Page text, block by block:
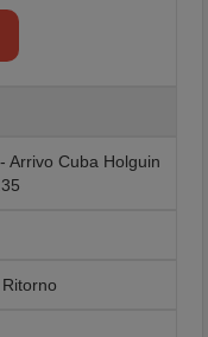
Arrivo Cuba Holguin